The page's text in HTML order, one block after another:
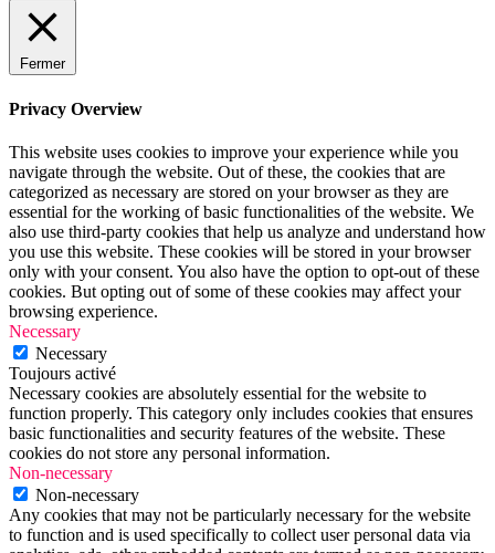
Fermer
Privacy Overview
This website uses cookies to improve your experience while you
navigate through the website. Out of these, the cookies that are
categorized as necessary are stored on your browser as they are
essential for the working of basic functionalities of the website. We
also use third-party cookies that help us analyze and understand how
you use this website. These cookies will be stored in your browser
only with your consent. You also have the option to opt-out of these
cookies. But opting out of some of these cookies may affect your
browsing experience.
Necessary
Necessary
Toujours activé
Necessary cookies are absolutely essential for the website to
function properly. This category only includes cookies that ensures
basic functionalities and security features of the website. These
cookies do not store any personal information.
Non-necessary
Non-necessary
Any cookies that may not be particularly necessary for the website
to function and is used specifically to collect user personal data via